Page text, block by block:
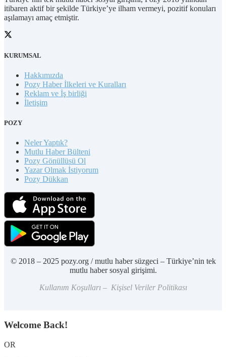
itibaren aktif bir şekilde Türkiye’ye ilham vermeyi, pozitif konuları
aşılamayı amaç etmiştir.
KURUMSAL
Hakkımızda
Pozy Haber İlkeleri ve Kuralları
Reklam ve İş birliği
İletişim
POZY
Neler Yaptık?
Mutlu Haber Bülteni
Pozy Gönüllüsü Ol
Yazar Olmak İstiyorum
Pozy Dükkan
© 2018 – 2025 pozy.org / mutlu haber süzgeci – Türkiye’nin tek
mutlu haber sosyal girişimi.
Kullanım Koşulları – Kişisel Veriler Politikası
Welcome Back!
OR